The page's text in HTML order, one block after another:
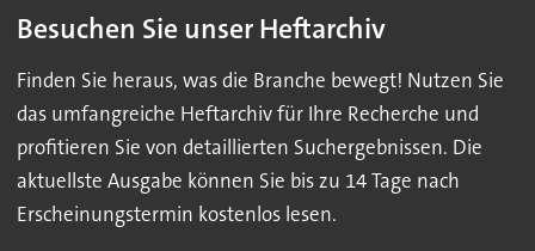
Besuchen Sie unser Heftarchiv
Finden Sie heraus, was die Branche bewegt! Nutzen Sie
das umfangreiche Heftarchiv für Ihre Recherche und
profitieren Sie von detaillierten Suchergebnissen. Die
aktuellste Ausgabe können Sie bis zu 14 Tage nach
Erscheinungstermin kostenlos lesen.